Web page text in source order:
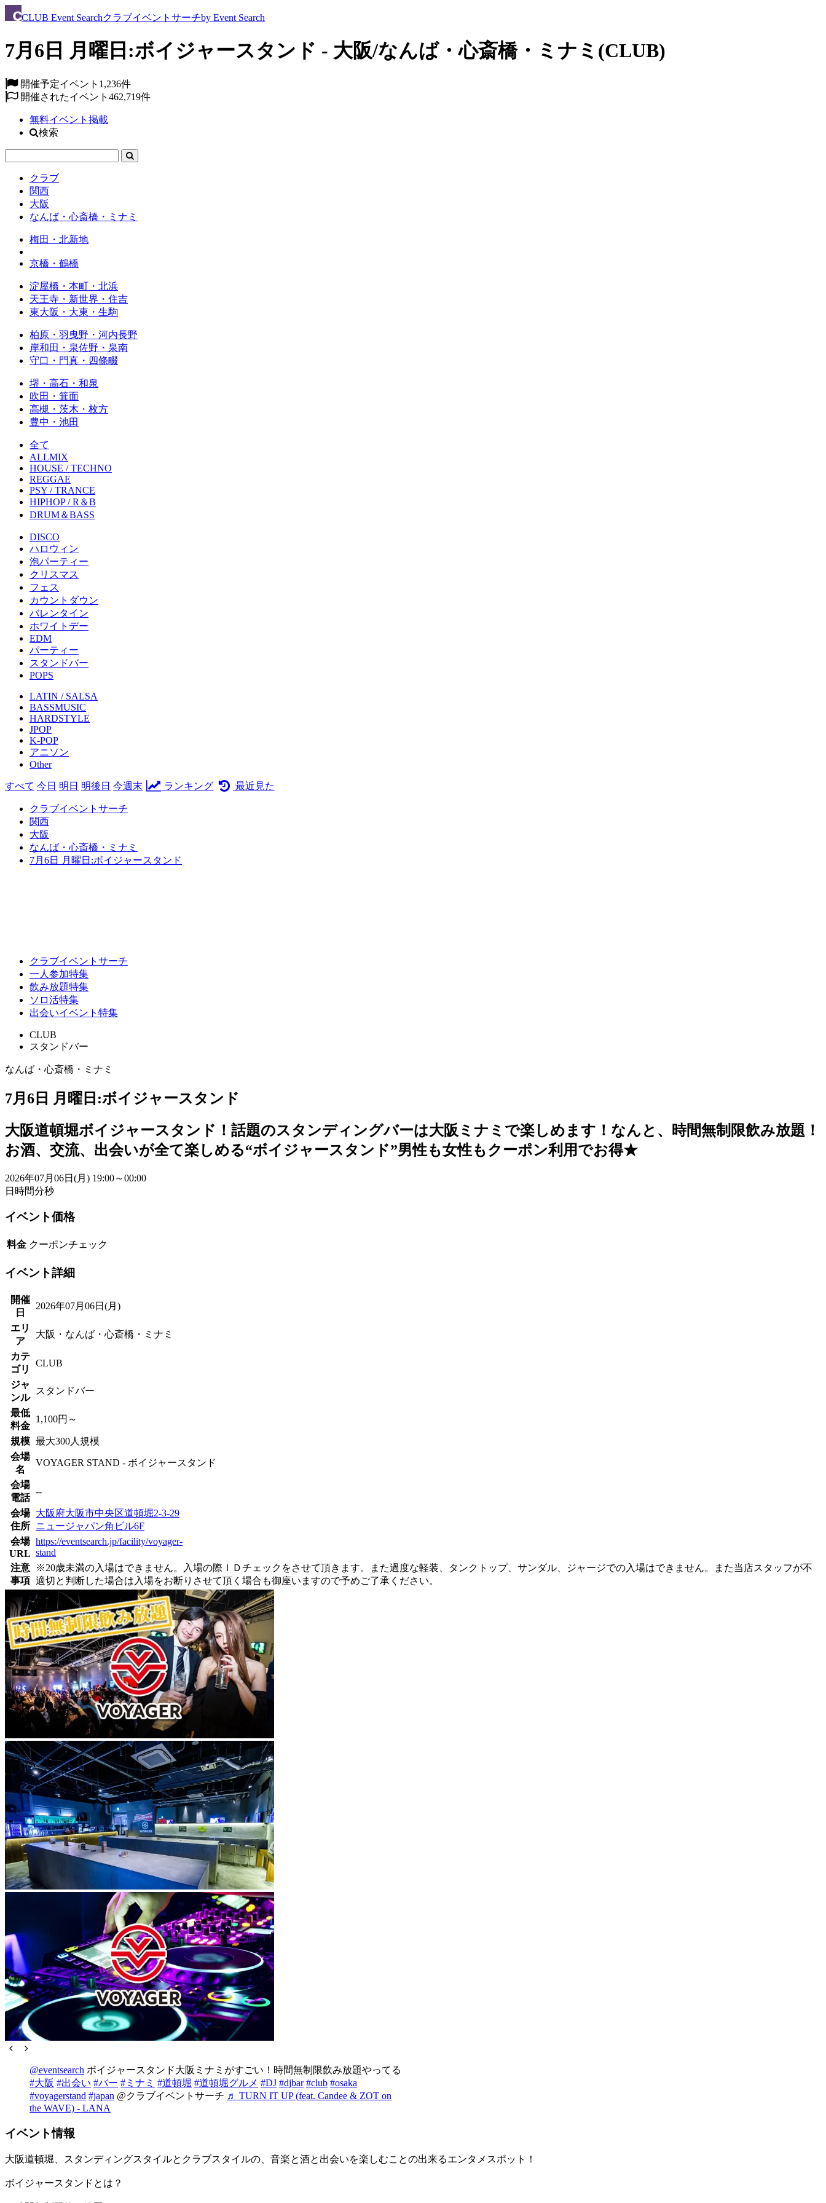
CLUB Event Searchクラブイベントサーチby Event Search
7月6日 月曜日:ボイジャースタンド - 大阪/なんば・心斎橋・ミナミ(CLUB)
開催予定イベント 1,236件
開催されたイベント 462,719件
無料イベント掲載
検索
クラブ
関西
大阪
なんば・心斎橋・ミナミ
梅田・北新地
京橋・鶴橋
淀屋橋・本町・北浜
天王寺・新世界・住吉
東大阪・大東・生駒
柏原・羽曳野・河内長野
岸和田・泉佐野・泉南
守口・門真・四條畷
堺・高石・和泉
吹田・箕面
高槻・茨木・枚方
豊中・池田
全て
ALLMIX
HOUSE / TECHNO
REGGAE
PSY / TRANCE
HIPHOP / R＆B
DRUM＆BASS
DISCO
ハロウィン
泡パーティー
クリスマス
フェス
カウントダウン
バレンタイン
ホワイトデー
EDM
パーティー
スタンドバー
POPS
LATIN / SALSA
BASSMUSIC
HARDSTYLE
JPOP
K-POP
アニソン
Other
すべて 今日 明日 明後日 今週末 ランキング 最近見た
クラブイベントサーチ
関西
大阪
なんば・心斎橋・ミナミ
7月6日 月曜日:ボイジャースタンド
クラブイベントサーチ
一人参加特集
飲み放題特集
ソロ活特集
出会いイベント特集
CLUB
スタンドバー
なんば・心斎橋・ミナミ
7月6日 月曜日:ボイジャースタンド
大阪道頓堀ボイジャースタンド！話題のスタンディングバーは大阪ミナミで楽しめます！なんと、時間無制限飲み放題！
お酒、交流、出会いが全て楽しめる“ボイジャースタンド”男性も女性もクーポン利用でお得★
2026年07月06日(月) 19:00～00:00
日 時間分秒
イベント価格
料金 クーポンチェック
イベント詳細
開催
日
2026年07月06日(月)
エリ
ア
大阪・なんば・心斎橋・ミナミ
カテ
ゴリ
CLUB
ジャ
ンル
スタンドバー
最低
料金
1,100円～
規模 最大300人規模
会場
名
VOYAGER STAND - ボイジャースタンド
会場
電話
--
会場
住所
大阪府大阪市中央区道頓堀2-3-29
ニュージャパン角ビル6F
会場
URL
https://eventsearch.jp/facility/voyager-
stand
注意
事項
※20歳未満の入場はできません。入場の際ＩＤチェックをさせて頂きます。また過度な軽装、タンクトップ、サンダル、ジャージでの入場はできません。また当店スタッフが不
適切と判断した場合は入場をお断りさせて頂く場合も御座いますので予めご了承ください。
@eventsearch ボイジャースタンド大阪ミナミがすごい！時間無制限飲み放題やってる
#大阪 #出会い #バー #ミナミ #道頓堀 #道頓堀グルメ #DJ #djbar #club #osaka
#voyagerstand #japan @クラブイベントサーチ ♬ TURN IT UP (feat. Candee & ZOT on
the WAVE) - LANA
イベント情報
大阪道頓堀、スタンディングスタイルとクラブスタイルの、音楽と酒と出会いを楽しむことの出来るエンタメスポット！
ボイジャースタンドとは？